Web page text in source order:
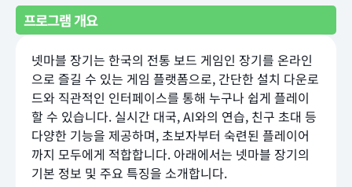
프로그램 개요
넷마블 장기는 한국의 전통 보드 게임인 장기를 온라인
으로 즐길 수 있는 게임 플랫폼으로, 간단한 설치 다운로
드와 직관적인 인터페이스를 통해 누구나 쉽게 플레이
할 수 있습니다. 실시간 대국, AI와의 연습, 친구 초대 등
다양한 기능을 제공하며, 초보자부터 숙련된 플레이어
까지 모두에게 적합합니다. 아래에서는 넷마블 장기의
기본 정보 및 주요 특징을 소개합니다.